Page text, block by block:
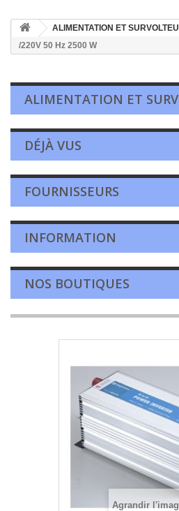
ALIMENTATION ET
/220V 50 Hz 2500 W
ALIMENTATION ET
DÉJÀ VUS
FOURNISSEURS
INFORMATION
NOS BOUTIQUES
Agrandir